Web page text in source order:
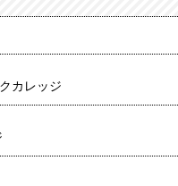
カレッジ